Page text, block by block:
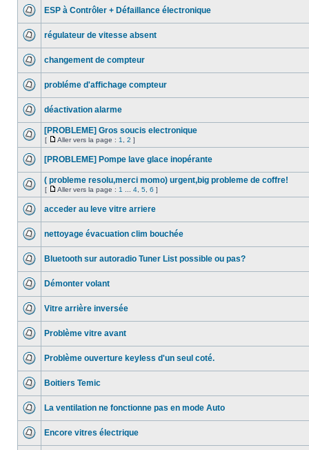
ESP à Contrôler + Défaillance électronique
régulateur de vitesse absent
changement de compteur
probléme d'affichage compteur
déactivation alarme
[PROBLEME] Gros soucis electronique
[ Aller vers la page : 1 2 ]
[PROBLEME] Pompe lave glace inopérante
( probleme resolu,merci momo) urgent,big probleme de coffre!
[ Aller vers la page : 1 4 5 6 ]
acceder au leve vitre arriere
nettoyage évacuation clim bouchée
Bluetooth sur autoradio Tuner List possible ou pas?
Démonter volant
Vitre arrière inversée
Problème vitre avant
Problème ouverture keyless d'un seul coté.
Boitiers Temic
La ventilation ne fonctionne pas en mode Auto
Encore vitres électrique